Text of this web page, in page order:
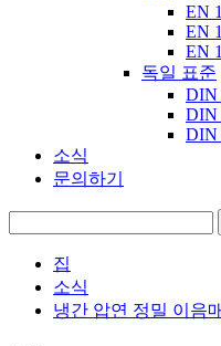
EN
EN
EN
독일 표준
DIN
DIN
DIN
소식
문의하기
집
소식
냉간 압연 정밀 이음